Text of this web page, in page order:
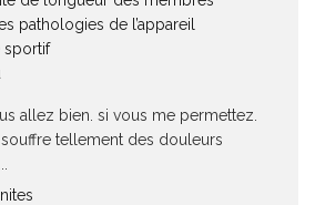
pathologies de l’appareil
sportif
allez bien. si vous me permettez.
tellement des douleurs